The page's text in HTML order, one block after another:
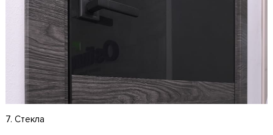
7. Стекла